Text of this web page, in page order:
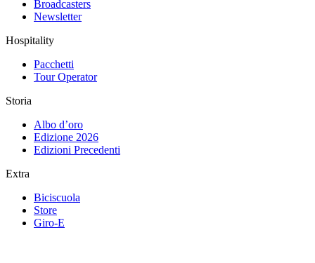
Broadcasters
Newsletter
Hospitality
Pacchetti
Tour Operator
Storia
Albo d’oro
Edizione 2026
Edizioni Precedenti
Extra
Biciscuola
Store
Giro-E